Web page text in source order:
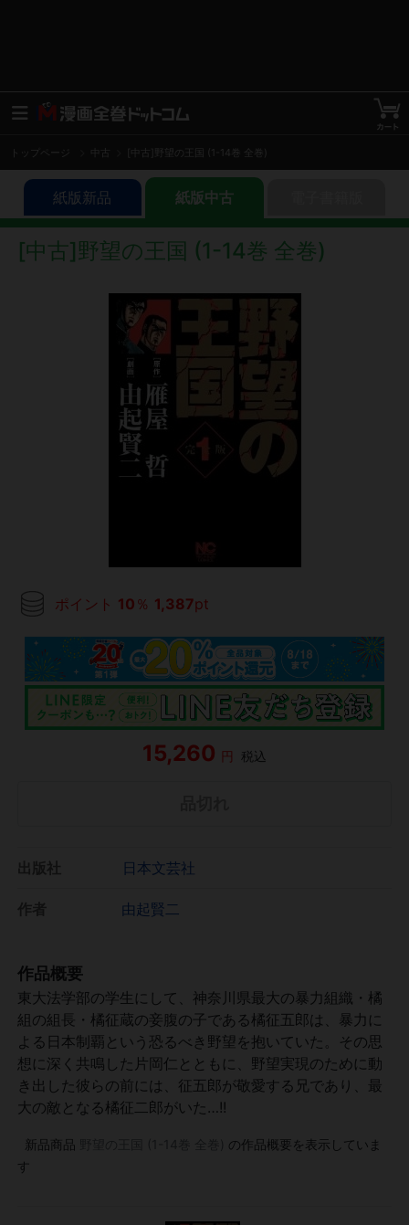
トップページ 中古 [中古]野望の王国 (1-14巻 全巻)
紙版新品 紙版中古
[中古]野望の王国 (1-14巻 全巻)
ポイント 10 ％ 1,387pt
15,260 円 税込
日本文芸社
由起賢二
作品概要
東大法学部の学生にして、神奈川県最大の暴力組織・橘
組の組長・橘征蔵の妾腹の子である橘征五郎は、暴力に
よる日本制覇という恐るべき野望を抱いていた。その思
想に深く共鳴した片岡仁とともに、野望実現のために動
き出した彼らの前には、征五郎が敬愛する兄であり、最
大の敵となる橘征二郎がいた…!!
新品商品
の作品概要を表示していま
す